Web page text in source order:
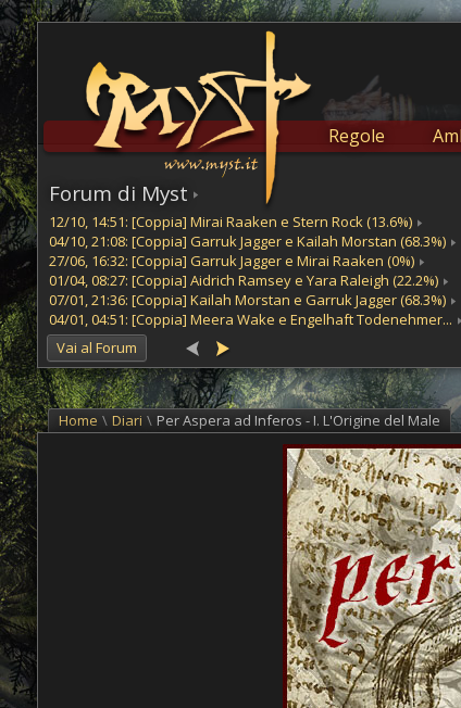
Regole
Forum di Myst
12/10, 14:51: [Coppia] Mirai Raaken e Stern Rock (13.6%)
04/10, 21:08: [Coppia] Garruk Jagger e Kailah Morstan (68.3%)
27/06, 16:32: [Coppia] Garruk Jagger e Mirai Raaken (0%)
01/04, 08:27: [Coppia] Aidrich Ramsey e Yara Raleigh (22.2%)
07/01, 21:36: [Coppia] Kailah Morstan e Garruk Jagger (68.3%)
04/01, 04:51: [Coppia] Meera Wake e Engelhaft Todenehmer...
Vai al Forum
Home \ Diari \ Per Aspera ad Inferos - I. L'Origine del Male